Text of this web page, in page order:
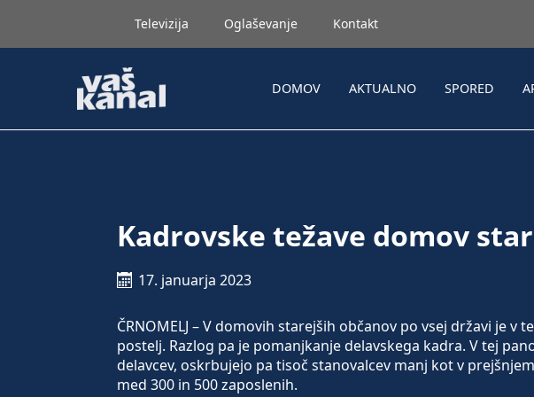
Televizija Oglaševanje Kontakt
DOMOV AKTUALNO SPORED
Kadrovske težave domov
17. januarja 2023
ČRNOMELJ – V domovih starejših občanov po vsej državi je
postelj. Razlog pa je pomanjkanje delavskega kadra. V tej
delavcev, oskrbujejo pa tisoč stanovalcev manj kot v
med 300 in 500 zaposlenih.